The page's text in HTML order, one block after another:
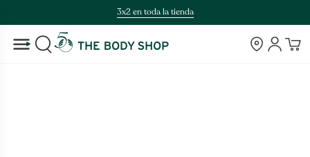
3x2 en toda la tienda
BUSCAR Tiendas
Cuenta